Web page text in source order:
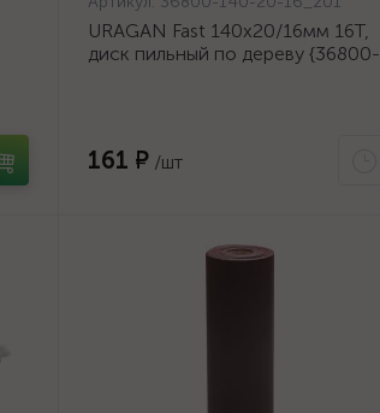
URAGAN Fast 140x20/16мм 16Т,
диск пильный по дереву {36800-
161 ₽ /шт